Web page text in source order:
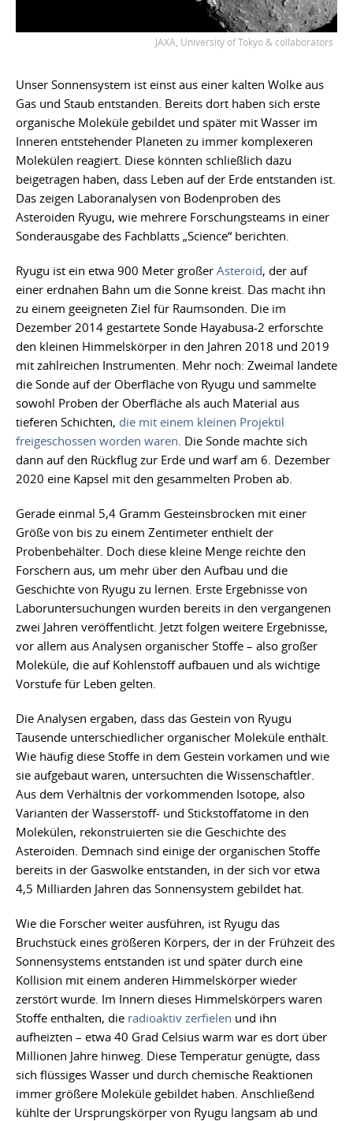
JAXA, University of Tokyo & collaborators
Unser Sonnensystem ist einst aus einer kalten Wolke aus
Gas und Staub entstanden. Bereits dort haben sich erste
organische Moleküle gebildet und später mit Wasser im
Inneren entstehender Planeten zu immer komplexeren
Molekülen reagiert. Diese könnten schließlich dazu
beigetragen haben, dass Leben auf der Erde entstanden ist.
Das zeigen Laboranalysen von Bodenproben des
Asteroiden Ryugu, wie mehrere Forschungsteams in einer
Sonderausgabe des Fachblatts „Science“ berichten.
Ryugu ist ein etwa 900 Meter großer Asteroid, der auf
einer erdnahen Bahn um die Sonne kreist. Das macht ihn
zu einem geeigneten Ziel für Raumsonden. Die im
Dezember 2014 gestartete Sonde Hayabusa-2 erforschte
den kleinen Himmelskörper in den Jahren 2018 und 2019
mit zahlreichen Instrumenten. Mehr noch: Zweimal landete
die Sonde auf der Oberfläche von Ryugu und sammelte
sowohl Proben der Oberfläche als auch Material aus
tieferen Schichten, die mit einem kleinen Projektil
freigeschossen worden waren . Die Sonde machte sich
dann auf den Rückflug zur Erde und warf am 6. Dezember
2020 eine Kapsel mit den gesammelten Proben ab.
Gerade einmal 5,4 Gramm Gesteinsbrocken mit einer
Größe von bis zu einem Zentimeter enthielt der
Probenbehälter. Doch diese kleine Menge reichte den
Forschern aus, um mehr über den Aufbau und die
Geschichte von Ryugu zu lernen. Erste Ergebnisse von
Laboruntersuchungen wurden bereits in den vergangenen
zwei Jahren veröffentlicht. Jetzt folgen weitere Ergebnisse,
vor allem aus Analysen organischer Stoffe – also großer
Moleküle, die auf Kohlenstoff aufbauen und als wichtige
Vorstufe für Leben gelten.
Die Analysen ergaben, dass das Gestein von Ryugu
Tausende unterschiedlicher organischer Moleküle enthält.
Wie häufig diese Stoffe in dem Gestein vorkamen und wie
sie aufgebaut waren, untersuchten die Wissenschaftler.
Aus dem Verhältnis der vorkommenden Isotope, also
Varianten der Wasserstoff- und Stickstoffatome in den
Molekülen, rekonstruierten sie die Geschichte des
Asteroiden. Demnach sind einige der organischen Stoffe
bereits in der Gaswolke entstanden, in der sich vor etwa
4,5 Milliarden Jahren das Sonnensystem gebildet hat.
Wie die Forscher weiter ausführen, ist Ryugu das
Bruchstück eines größeren Körpers, der in der Frühzeit des
Sonnensystems entstanden ist und später durch eine
Kollision mit einem anderen Himmelskörper wieder
zerstört wurde. Im Innern dieses Himmelskörpers waren
Stoffe enthalten, die radioaktiv zerfielen und ihn
aufheizten – etwa 40 Grad Celsius warm war es dort über
Millionen Jahre hinweg. Diese Temperatur genügte, dass
sich flüssiges Wasser und durch chemische Reaktionen
immer größere Moleküle gebildet haben. Anschließend
kühlte der Ursprungskörper von Ryugu langsam ab und